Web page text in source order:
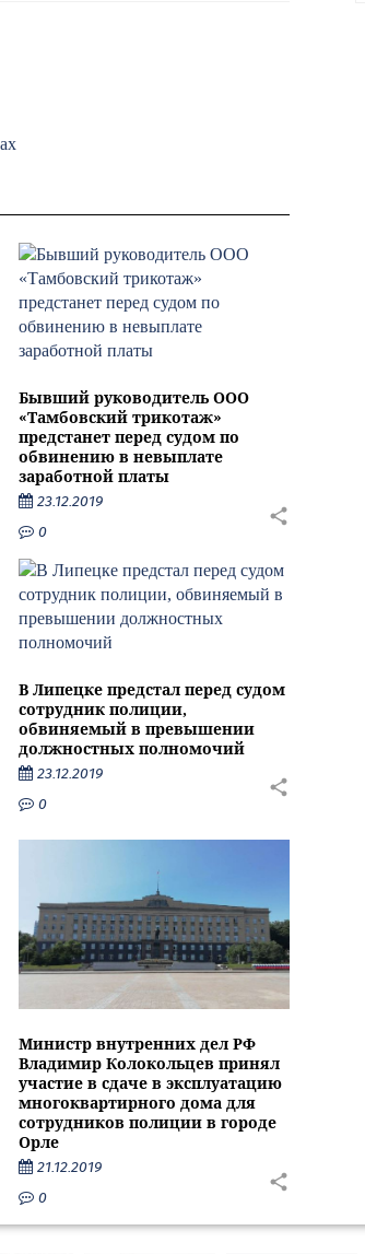
Бывший руководитель ООО
«Тамбовский трикотаж»
предстанет перед судом по
обвинению в невыплате
заработной платы
23.12.2019
0
В Липецке предстал перед судом
сотрудник полиции,
обвиняемый в превышении
должностных полномочий
23.12.2019
0
Министр внутренних дел РФ
Владимир Колокольцев принял
участие в сдаче в эксплуатацию
многоквартирного дома для
сотрудников полиции в городе
Орле
21.12.2019
0